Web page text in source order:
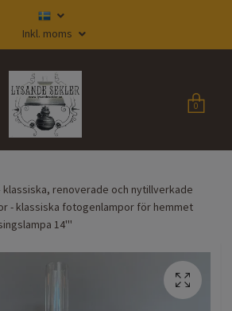
Inkl. moms
0
– klassiska, renoverade och nytillverkade
- klassiska fotogenlampor för hemmet
14'''